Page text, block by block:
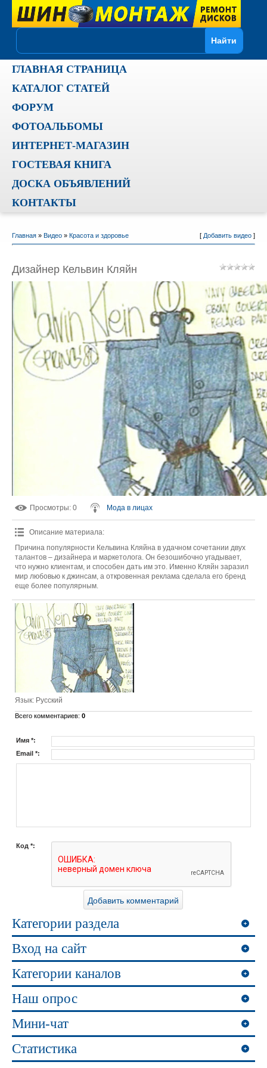
ГЛАВНАЯ СТРАНИЦА
КАТАЛОГ СТАТЕЙ
ФОРУМ
ФОТОАЛЬБОМЫ
ИНТЕРНЕТ-МАГАЗИН
ГОСТЕВАЯ КНИГА
ДОСКА ОБЪЯВЛЕНИЙ
КОНТАКТЫ
Главная» Видео» Красота и здоровье [ Добавить видео]
Дизайнер Кельвин Кляйн
Просмотры: 0 Мода в лицах
Описание материала:
Причина популярности Кельвина Кляйна в удачном сочетании двух
талантов – дизайнера и маркетолога. Он безошибочно угадывает,
что нужно клиентам, и способен дать им это. Именно Кляйн заразил
мир любовью к джинсам, а откровенная реклама сделала его бренд
еще более популярным.
Язык: Русский
Всего комментариев: 0
Имя *:
Email *:
Код *:
Категории раздела
Вход на сайт
Категории каналов
Наш опрос
Мини-чат
Статистика